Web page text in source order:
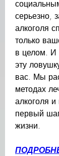
серьезно,
алкоголя
только
в целом. И
эту
вас. Мы
методах
алкоголя
первый
жизни.